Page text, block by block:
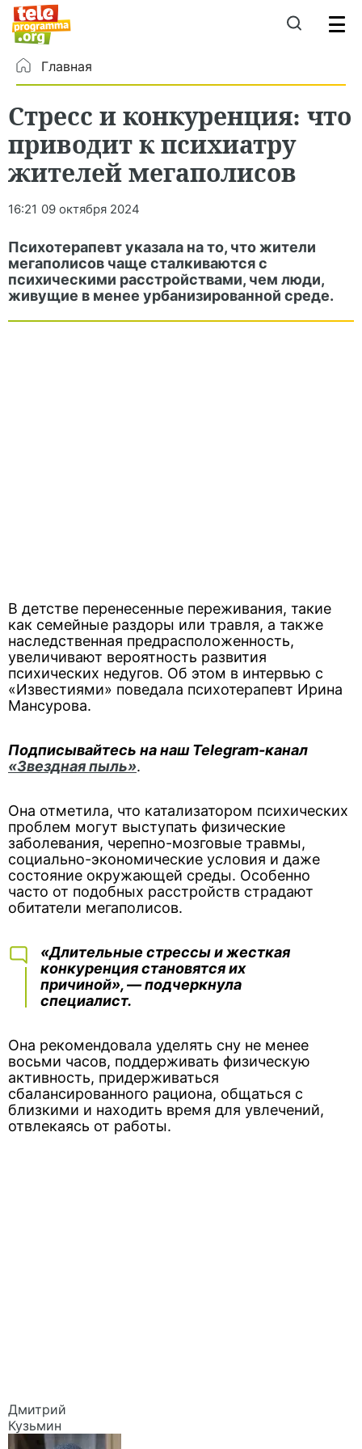
Главная
Стресс и конкуренция: что
приводит к психиатру
жителей мегаполисов
16:21 09 октября 2024
Психотерапевт указала на то, что жители
мегаполисов чаще сталкиваются с
психическими расстройствами, чем люди,
живущие в менее урбанизированной среде.
В детстве перенесенные переживания, такие
как семейные раздоры или травля, а также
наследственная предрасположенность,
увеличивают вероятность развития
психических недугов. Об этом в интервью с
«Известиями» поведала психотерапевт Ирина
Мансурова.
Подписывайтесь на наш Telegram-канал
«Звездная пыль».
Она отметила, что катализатором психических
проблем могут выступать физические
заболевания, черепно-мозговые травмы,
социально-экономические условия и даже
состояние окружающей среды. Особенно
часто от подобных расстройств страдают
обитатели мегаполисов.
«Длительные стрессы и жесткая
конкуренция становятся их
причиной», — подчеркнула
специалист.
Она рекомендовала уделять сну не менее
восьми часов, поддерживать физическую
активность, придерживаться
сбалансированного рациона, общаться с
близкими и находить время для увлечений,
отвлекаясь от работы.
Дмитрий
Кузьмин